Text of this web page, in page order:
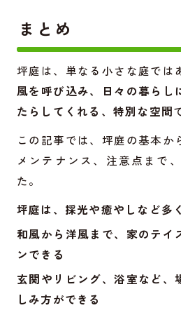
まとめ
坪庭は、単なる小さな庭では
風を呼び込み、日々の暮らし
たらしてくれる、特別な空間
この記事では、坪庭の基本か
メンテナンス、注意点まで
た。
坪庭は、採光や癒やしなど多
和風から洋風まで、家のテイ
ンできる
玄関やリビング、浴室など、
しみ方ができる